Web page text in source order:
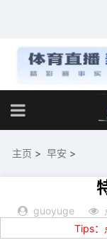
主页 > 早安 >
guoyuge
Tips：